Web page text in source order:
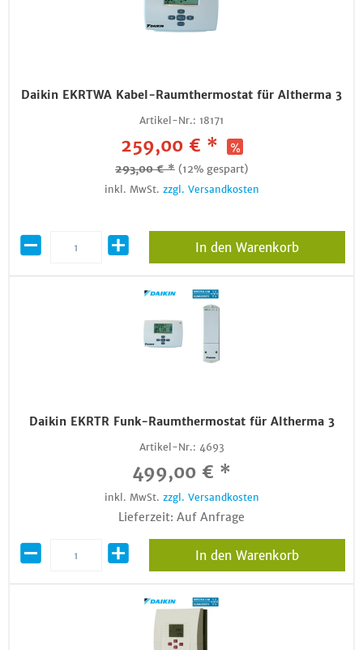
Daikin EKRTWA Kabel-Raumthermostat für Altherma 3
Artikel-Nr.: 18171
259,00 € *
293,00 € * (12% gespart)
inkl. MwSt. zzgl. Versandkosten
In den Warenkorb
Daikin EKRTR Funk-Raumthermostat für Altherma 3
Artikel-Nr.: 4693
499,00 € *
inkl. MwSt. zzgl. Versandkosten
Lieferzeit: Auf Anfrage
In den Warenkorb